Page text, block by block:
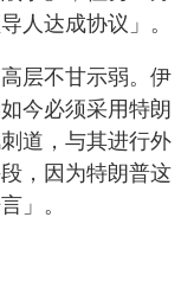
人达成协议」。
层不甘示弱。伊
今必须采用特朗
道，与其进行外
，因为特朗普这
」。